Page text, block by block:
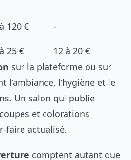
120 € -
25 €
12 à 20 €
sur la plateforme ou sur
l’ambiance, l’hygiène et le
Un salon qui publie
et colorations
faire actualisé.
comptent autant que